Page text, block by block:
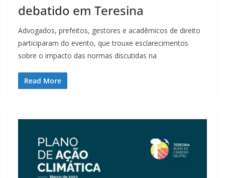
debatido em Teresina
Advogados, prefeitos, gestores e acadêmicos de direito
participaram do evento, que trouxe esclarecimentos
sobre o impacto das normas discutidas na
Read More